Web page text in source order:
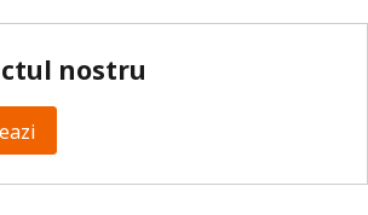
nostru